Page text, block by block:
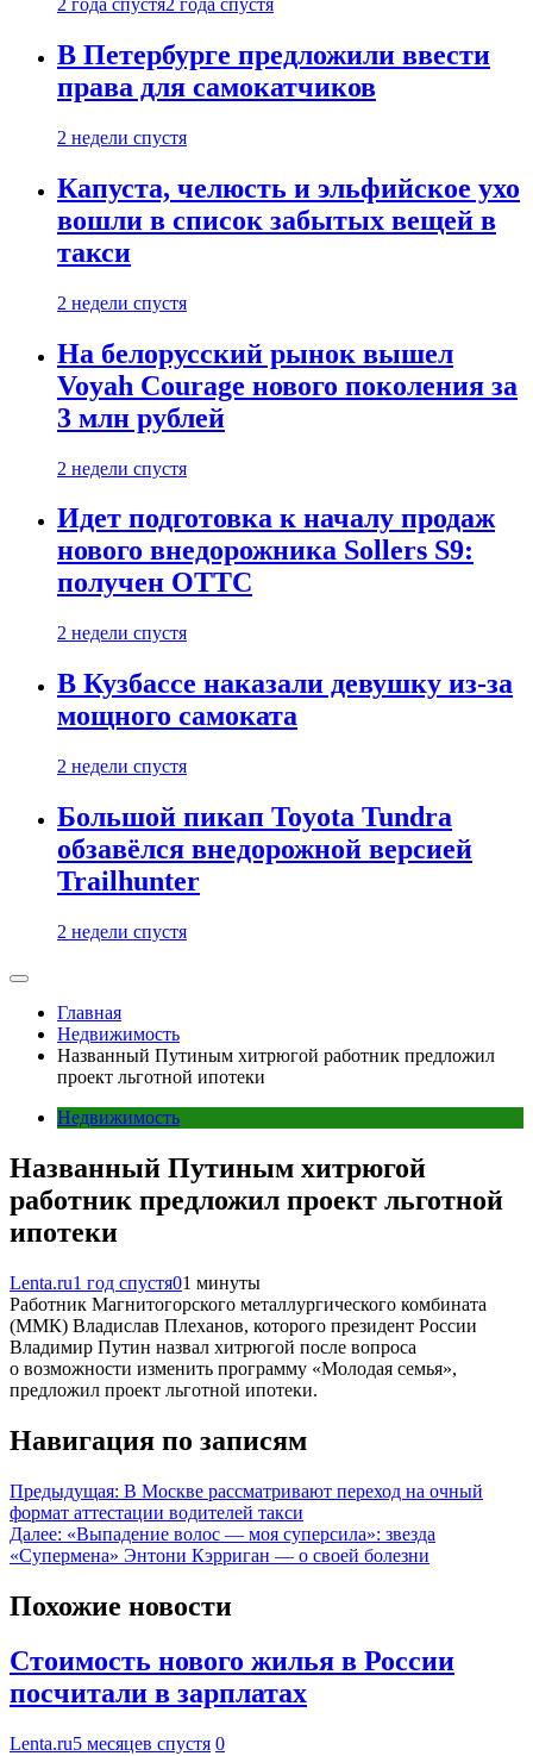
2 года спустя2 года спустя
В Петербурге предложили ввести
права для самокатчиков
2 недели спустя
Капуста, челюсть и эльфийское ухо
вошли в список забытых вещей в
такси
2 недели спустя
На белорусский рынок вышел
Voyah Courage нового поколения за
3 млн рублей
2 недели спустя
Идет подготовка к началу продаж
нового внедорожника Sollers S9:
получен ОТТС
2 недели спустя
В Кузбассе наказали девушку из-за
мощного самоката
2 недели спустя
Большой пикап Toyota Tundra
обзавёлся внедорожной версией
Trailhunter
2 недели спустя
Главная
Недвижимость
Названный Путиным хитрюгой работник предложил
проект льготной ипотеки
Недвижимость
Названный Путиным хитрюгой
работник предложил проект льготной
ипотеки
Lenta.ru1 год спустя01 минуты
Работник Магнитогорского металлургического комбината
(ММК) Владислав Плеханов, которого президент России
Владимир Путин назвал хитрюгой после вопроса
о возможности изменить программу «Молодая семья»,
предложил проект льготной ипотеки.
Навигация по записям
Предыдущая: В Москве рассматривают переход на очный
формат аттестации водителей такси
Далее: «Выпадение волос — моя суперсила»: звезда
«Супермена» Энтони Кэрриган — о своей болезни
Похожие новости
Стоимость нового жилья в России
посчитали в зарплатах
Lenta.ru5 месяцев спустя 0